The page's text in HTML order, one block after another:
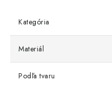
Kategória
Materiál
Podľa tvaru